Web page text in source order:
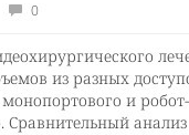
0
из разных
и робот-
Сравнительный анализ